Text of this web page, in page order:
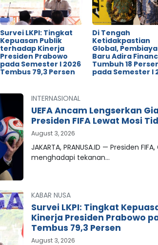
Survei LKPI: Tingkat
Kepuasan Publik
terhadap Kinerja
Presiden Prabowo
pada Semester I 2026
Tembus 79,3 Persen
Di Tengah
Ketidakpastian
Global,
Baru Adira
Tumbuh 18
pada Semester I
INTERNASIONAL
UEFA Ancam Lengserkan
Presiden FIFA Lewat Mosi
August 3, 2026
JAKARTA, PRANUSA.ID — Presiden
menghadapi tekanan…
KABAR NUSA
Survei LKPI: Tingkat
Kinerja Presiden Prabowo
Tembus 79,3 Persen
August 3, 2026